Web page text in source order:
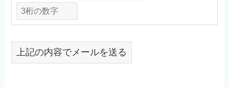
上記の内容でメールを送る